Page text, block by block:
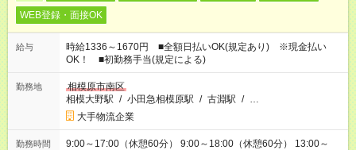
WEB登録・面接OK
給与
時給1336～1670円 ■全額日払いOK(規定あり) ※現金払い
OK！ ■初勤務手当(規定による)
勤務地
相模原市南区
相模大野駅 / 小田急相模原駅 / 古淵駅 / …
大手物流企業
勤務時間
9:00～17:00（休憩60分） 9:00～18:00（休憩60分） 13:00～